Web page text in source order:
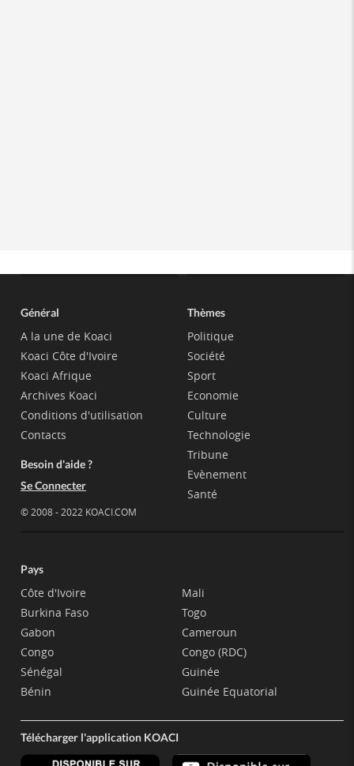
Général
A la une de Koaci
Koaci Côte d'Ivoire
Koaci Afrique
Archives Koaci
Conditions d'utilisation
Contacts
Besoin d'aide ?
Se Connecter
© 2008 - 2022 KOACI.COM
Thèmes
Politique
Société
Sport
Economie
Culture
Technologie
Tribune
Evènement
Santé
Pays
Côte d'Ivoire
Burkina Faso
Gabon
Congo
Sénégal
Bénin
Mali
Togo
Cameroun
Congo (RDC)
Guinée
Guinée Equatorial
Télécharger l'application KOACI